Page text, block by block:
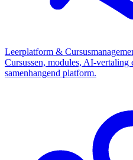
Leerplatform &
Cursussen, modules, AI-vertaling
samenhangend platform.